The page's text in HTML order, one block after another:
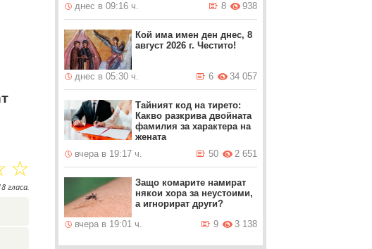
☆
гласа.
днес в 09:16 ч.
938
8
Кой има имен ден днес, 8
август 2026 г. Честито!
днес в 05:30 ч. 34 057
6
Тайният код на тирето:
Какво разкрива двойната
фамилия за характера на
жената
вчера в 19:17 ч.
2 651
50
Защо комарите намират
някои хора за неустоими,
а игнорират други?
вчера в 19:01 ч.
3 138
9